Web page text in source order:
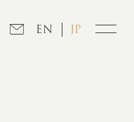
EN JP